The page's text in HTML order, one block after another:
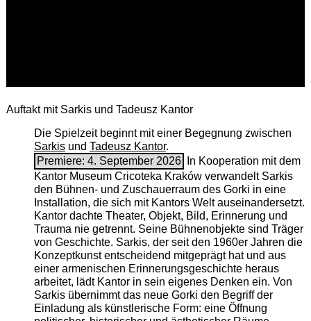
Auftakt mit Sarkis und Tadeusz Kantor
Die Spielzeit beginnt mit einer Begegnung zwischen
Sarkisund Tadeusz Kantor.
Premiere: 4. September 2026
In Kooperation mit dem
Kantor Museum Cricoteka Kraków verwandelt Sarkis
den Bühnen- und Zuschauerraum des Gorki in eine
Installation, die sich mit Kantors Welt auseinandersetzt.
Kantor dachte Theater, Objekt, Bild, Erinnerung und
Trauma nie getrennt. Seine Bühnenobjekte sind Träger
von Geschichte. Sarkis, der seit den 1960er Jahren die
Konzeptkunst entscheidend mitgeprägt hat und aus
einer armenischen ­Erinnerungsgeschichte heraus
arbeitet, lädt Kantor in sein eigenes Denken ein. Von
Sarkis übernimmt das neue Gorki den Begriff der
Einladung als künstlerische Form: eine Öffnung